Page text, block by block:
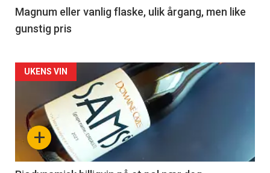
3
Magnum eller vanlig flaske, ulik årgang, men like
gunstig pris
Forsiden
akkurat
nå+
UKENS VIN